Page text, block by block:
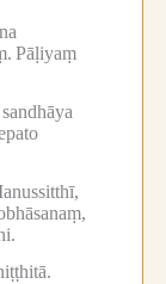
Pāḷiyaṃ